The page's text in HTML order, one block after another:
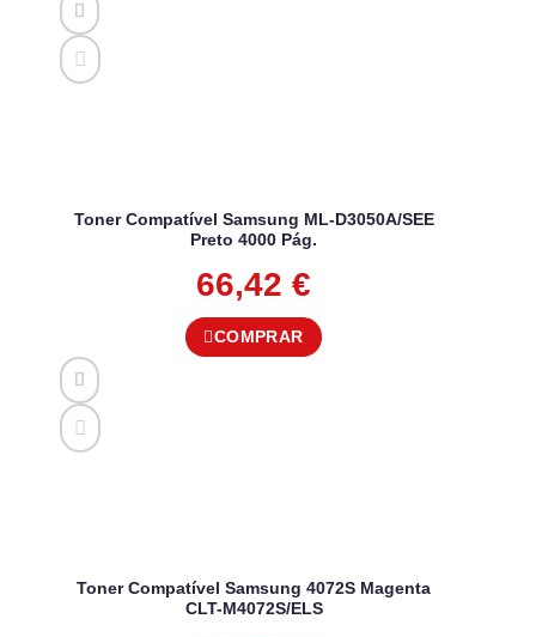
Toner Compatível Samsung ML-D3050A/SEE
Preto 4000 Pág.
66,42 €
COMPRAR
Toner Compatível Samsung 4072S Magenta
CLT-M4072S/ELS